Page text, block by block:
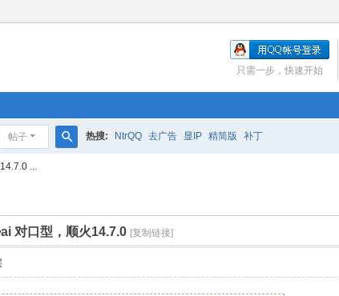
只需一步，快速开始
帖子 热搜: NtrQQ 去广告 显IP 精简版 补丁
...
对口型，顺火14.7.0 [复制链接]